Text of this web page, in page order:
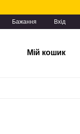
Бажання Вхід
Мій кошик